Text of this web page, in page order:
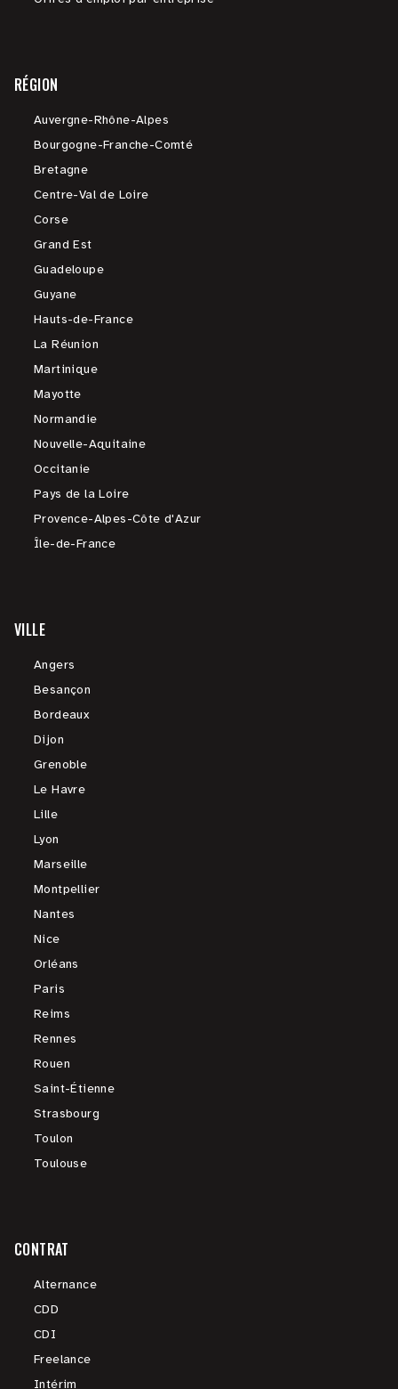
RÉGION
Auvergne-Rhône-Alpes
Bourgogne-Franche-Comté
Bretagne
Centre-Val de Loire
Corse
Grand Est
Guadeloupe
Guyane
Hauts-de-France
La Réunion
Martinique
Mayotte
Normandie
Nouvelle-Aquitaine
Occitanie
Pays de la Loire
Provence-Alpes-Côte d'Azur
Île-de-France
VILLE
Angers
Besançon
Bordeaux
Dijon
Grenoble
Le Havre
Lille
Lyon
Marseille
Montpellier
Nantes
Nice
Orléans
Paris
Reims
Rennes
Rouen
Saint-Étienne
Strasbourg
Toulon
Toulouse
CONTRAT
Alternance
CDD
CDI
Freelance
Intérim